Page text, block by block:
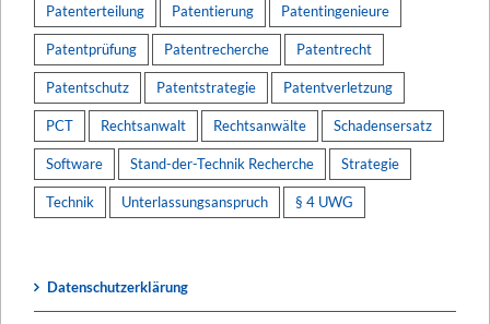
Patenterteilung Patentierung Patentingenieure
Patentprüfung Patentrecherche Patentrecht
Patentschutz Patentstrategie Patentverletzung
PCT Rechtsanwalt Rechtsanwälte Schadensersatz
Software Stand-der-Technik Recherche Strategie
Technik Unterlassungsanspruch § 4 UWG
Datenschutzerklärung